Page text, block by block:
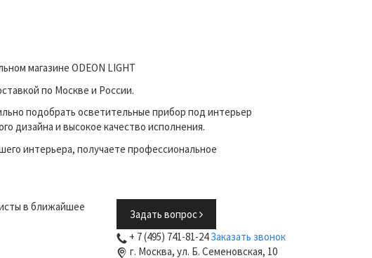
магазине ODEON LIGHT
по Москве и России.
подобрать осветительные прибор под интерьер
дизайна и высокое качество исполнения.
интерьера, получаете профессиональное
в ближайшее
Задать вопрос
+ 7 (495) 741-81-24Заказать звонок
г. Москва, ул. Б. Семеновская, 10